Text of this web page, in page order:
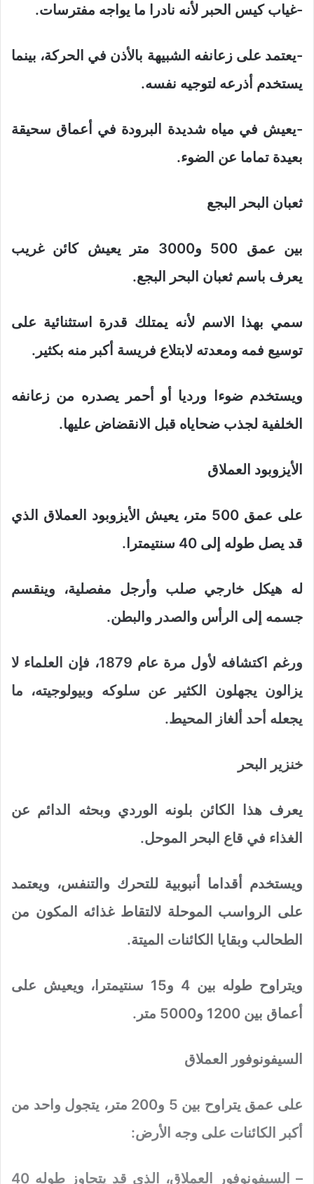
-غياب كيس الحبر لأنه نادرا ما يواجه مفترسات.
-يعتمد على زعانفه الشبيهة بالأذن في الحركة، بينما
يستخدم أذرعه لتوجيه نفسه.
-يعيش في مياه شديدة البرودة في أعماق سحيقة
بعيدة تماما عن الضوء.
ثعبان البحر البجع
بين عمق 500 و3000 متر يعيش كائن غريب
يعرف باسم ثعبان البحر البجع.
سمي بهذا الاسم لأنه يمتلك قدرة استثنائية على
توسيع فمه ومعدته لابتلاع فريسة أكبر منه بكثير.
ويستخدم ضوءا ورديا أو أحمر يصدره من زعانفه
الخلفية لجذب ضحاياه قبل الانقضاض عليها.
الأيزوبود العملاق
على عمق 500 متر، يعيش الأيزوبود العملاق الذي
قد يصل طوله إلى 40 سنتيمترا.
له هيكل خارجي صلب وأرجل مفصلية، وينقسم
جسمه إلى الرأس والصدر والبطن.
ورغم اكتشافه لأول مرة عام 1879، فإن العلماء لا
يزالون يجهلون الكثير عن سلوكه وبيولوجيته، ما
يجعله أحد ألغاز المحيط.
خنزير البحر
يعرف هذا الكائن بلونه الوردي وبحثه الدائم عن
الغذاء في قاع البحر الموحل.
ويستخدم أقداما أنبوبية للتحرك والتنفس، ويعتمد
على الرواسب الموحلة لالتقاط غذائه المكون من
الطحالب وبقايا الكائنات الميتة.
ويتراوح طوله بين 4 و15 سنتيمترا، ويعيش على
أعماق بين 1200 و5000 متر.
السيفونوفور العملاق
على عمق يتراوح بين 5 و200 متر، يتجول واحد من
أكبر الكائنات على وجه الأرض:
– السيفونوفور العملاق، الذي قد يتجاوز طوله 40